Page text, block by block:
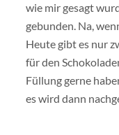
wie mir gesagt
gebunden. Na,
Heute gibt es nur
für den
Füllung gerne
es wird dann